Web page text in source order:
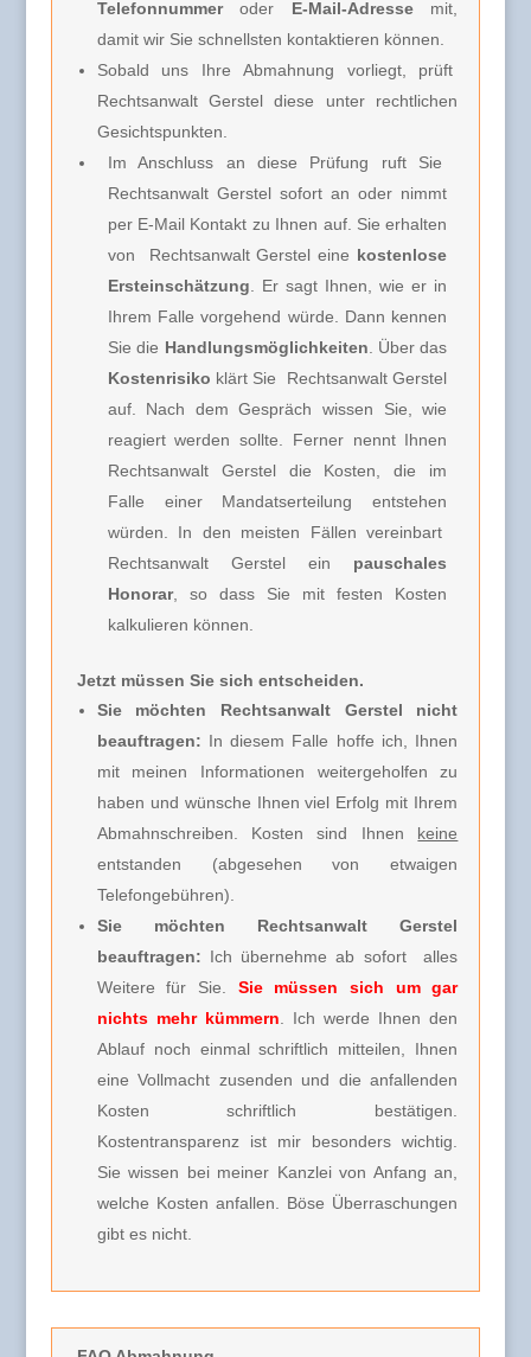
Telefonnummeroder E-Mail-Adressemit,
damit wir Sie schnellsten kontaktieren können.
Sobald uns Ihre Abmahnung vorliegt, prüft
Rechtsanwalt Gerstel diese unter rechtlichen
Gesichtspunkten.
Im Anschluss an diese Prüfung ruft Sie
Rechtsanwalt Gerstel sofort an oder nimmt
per E-Mail Kontakt zu Ihnen auf. Sie erhalten
von
Rechtsanwalt Gerstel eine kostenlose
Ersteinschätzung . Er sagt Ihnen, wie er in
Ihrem Falle vorgehend würde. Dann kennen
Sie die Handlungsmöglichkeiten . Über das
Kostenrisiko klärt Sie
Rechtsanwalt Gerstel
auf. Nach dem Gespräch wissen Sie, wie
reagiert werden sollte. Ferner nennt Ihnen
Rechtsanwalt Gerstel die Kosten, die im
Falle einer Mandatserteilung entstehen
würden. In den meisten Fällen vereinbart
Rechtsanwalt Gerstelein pauschales
Honorar, so dass Sie mit festen Kosten
kalkulieren können.
Jetzt müssen Sie sich entscheiden.
Sie möchten Rechtsanwalt Gerstel nicht
beauftragen: In diesem Falle hoffe ich, Ihnen
mit meinen Informationen weitergeholfen zu
haben und wünsche Ihnen viel Erfolg mit Ihrem
Abmahnschreiben. Kosten sind Ihnen keine
entstanden (abgesehen von etwaigen
Telefongebühren).
Sie möchten Rechtsanwalt Gerstel
beauftragen: Ich übernehme ab sofort alles
Weitere für Sie. Sie müssen sich um gar
nichts mehr kümmern . Ich werde Ihnen den
Ablauf noch einmal schriftlich mitteilen, Ihnen
eine Vollmacht zusenden und die anfallenden
Kosten schriftlich bestätigen.
Kostentransparenz ist mir besonders wichtig.
Sie wissen bei meiner Kanzlei von Anfang an,
welche Kosten anfallen. Böse Überraschungen
gibt es nicht.